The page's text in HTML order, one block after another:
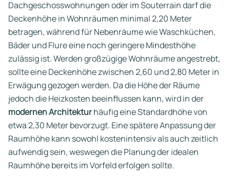
Dachgeschosswohnungen oder im Souterrain darf die
Deckenhöhe in Wohnräumen minimal 2,20 Meter
betragen, während für Nebenräume wie Waschküchen,
Bäder und Flure eine noch geringere Mindesthöhe
zulässig ist. Werden großzügige Wohnräume angestrebt,
sollte eine Deckenhöhe zwischen 2,60 und 2,80 Meter in
Erwägung gezogen werden. Da die Höhe der Räume
jedoch die Heizkosten beeinflussen kann, wird in der
modernen Architekturhäufig eine Standardhöhe von
etwa 2,30 Meter bevorzugt. Eine spätere Anpassung der
Raumhöhe kann sowohl kostenintensiv als auch zeitlich
aufwendig sein, weswegen die Planung der idealen
Raumhöhe bereits im Vorfeld erfolgen sollte.